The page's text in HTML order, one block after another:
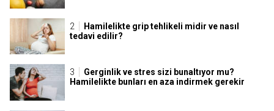
Hamilelikte grip tehlikeli midir ve nasıl
tedavi edilir?
Gerginlik ve stres sizi bunaltıyor mu?
Hamilelikte bunları en aza indirmek gerekir